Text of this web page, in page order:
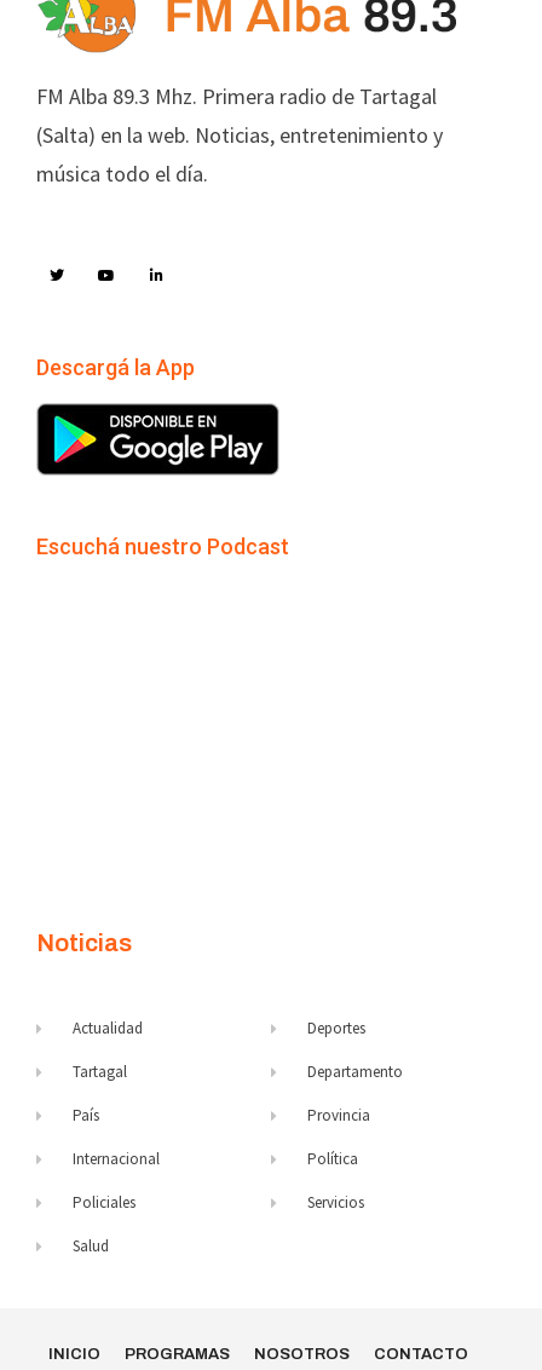
FM Alba 89.3 Mhz. Primera radio de Tartagal
(Salta) en la web. Noticias, entretenimiento y
música todo el día.
Descargá la App
Escuchá nuestro Podcast
Noticias
Actualidad
Tartagal
País
Internacional
Policiales
Salud
Deportes
Departamento
Provincia
Política
Servicios
INICIO PROGRAMAS NOSOTROS CONTACTO